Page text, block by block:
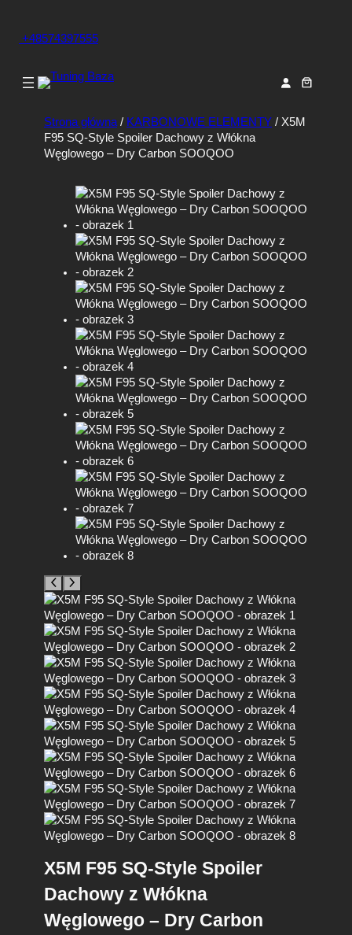
+48574397555
Strona główna / KARBONOWE ELEMENTY / X5M
F95 SQ-Style Spoiler Dachowy z Włókna
Węglowego – Dry Carbon SOOQOO
X5M F95 SQ-Style Spoiler
Dachowy z Włókna
Węglowego – Dry Carbon